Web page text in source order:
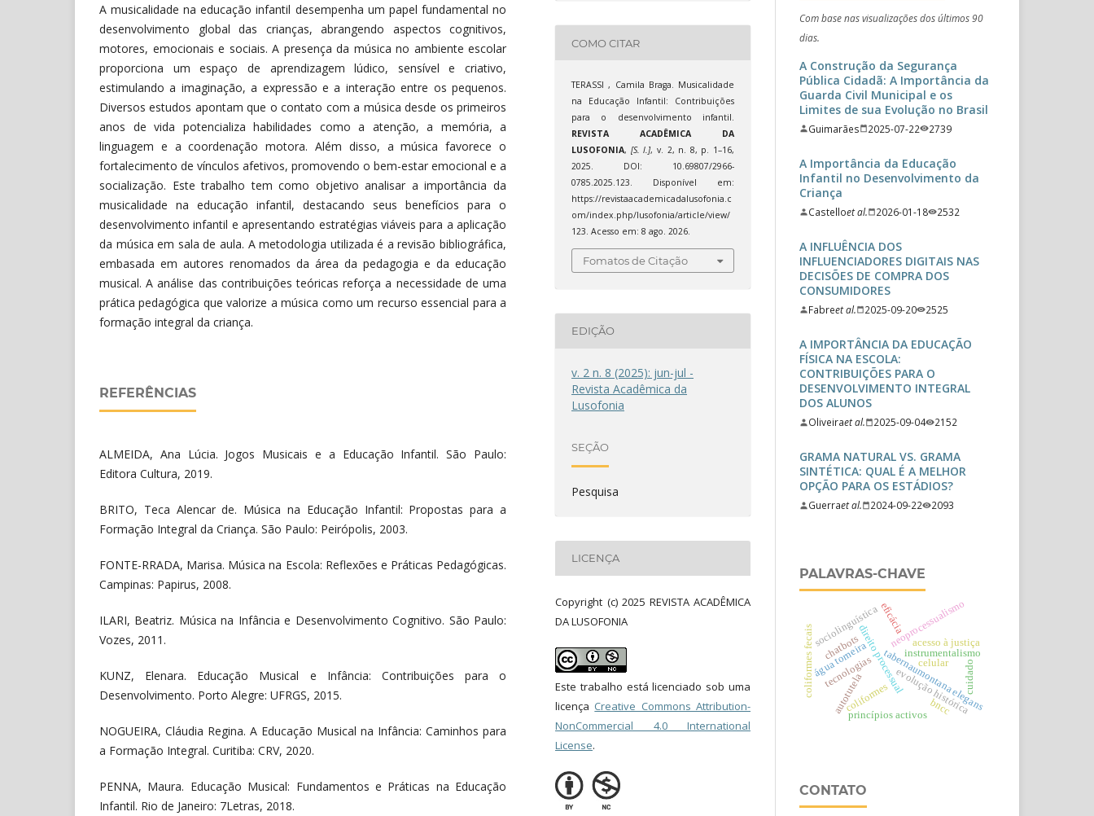
A musicalidade na educação infantil desempenha um papel fundamental no
desenvolvimento global das crianças, abrangendo aspectos cognitivos,
motores, emocionais e sociais. A presença da música no ambiente escolar
proporciona um espaço de aprendizagem lúdico, sensível e criativo,
estimulando a imaginação, a expressão e a interação entre os pequenos.
Diversos estudos apontam que o contato com a música desde os primeiros
anos de vida potencializa habilidades como a atenção, a memória, a
linguagem e a coordenação motora. Além disso, a música favorece o
fortalecimento de vínculos afetivos, promovendo o bem-estar emocional e a
socialização. Este trabalho tem como objetivo analisar a importância da
musicalidade na educação infantil, destacando seus benefícios para o
desenvolvimento infantil e apresentando estratégias viáveis para a aplicação
da música em sala de aula. A metodologia utilizada é a revisão bibliográfica,
embasada em autores renomados da área da pedagogia e da educação
musical. A análise das contribuições teóricas reforça a necessidade de uma
prática pedagógica que valorize a música como um recurso essencial para a
formação integral da criança.
REFERÊNCIAS
ALMEIDA, Ana Lúcia. Jogos Musicais e a Educação Infantil. São Paulo:
Editora Cultura, 2019.
BRITO, Teca Alencar de. Música na Educação Infantil: Propostas para a
Formação Integral da Criança. São Paulo: Peirópolis, 2003.
FONTE-RRADA, Marisa. Música na Escola: Reflexões e Práticas Pedagógicas.
Campinas: Papirus, 2008.
ILARI, Beatriz. Música na Infância e Desenvolvimento Cognitivo. São Paulo:
Vozes, 2011.
KUNZ, Elenara. Educação Musical e Infância: Contribuições para o
Desenvolvimento. Porto Alegre: UFRGS, 2015.
NOGUEIRA, Cláudia Regina. A Educação Musical na Infância: Caminhos para
a Formação Integral. Curitiba: CRV, 2020.
PENNA, Maura. Educação Musical: Fundamentos e Práticas na Educação
Infantil. Rio de Janeiro: 7Letras, 2018.
COMO CITAR
TERASSI , Camila Braga. Musicalidade
na Educação Infantil: Contribuições
para o desenvolvimento infantil.
REVISTA ACADÊMICA DA
LUSOFONIA, [S. l.], v. 2, n. 8, p. 1–16,
2025. DOI: 10.69807/2966-
0785.2025.123. Disponível em:
https://revistaacademicadalusofonia.c
om/index.php/lusofonia/article/view/
123. Acesso em: 8 ago. 2026.
Fomatos de Citação
EDIÇÃO
v. 2 n. 8 (2025): jun-jul -
Revista Acadêmica da
Lusofonia
SEÇÃO
Pesquisa
LICENÇA
Copyright (c) 2025 REVISTA ACADÊMICA
DA LUSOFONIA
Este trabalho está licenciado sob uma
licença Creative Commons Attribution-
NonCommercial 4.0 International
License.
Com base nas visualizações dos últimos 90
dias.
A Construção da Segurança
Pública Cidadã: A Importância da
Guarda Civil Municipal e os
Limites de sua Evolução no Brasil
Guimarães 2025-07-22 2739
A Importância da Educação
Infantil no Desenvolvimento da
Criança
Castelloet al. 2026-01-18 2532
A INFLUÊNCIA DOS
INFLUENCIADORES DIGITAIS NAS
DECISÕES DE COMPRA DOS
CONSUMIDORES
Fabreet al. 2025-09-20 2525
A IMPORTÂNCIA DA EDUCAÇÃO
FÍSICA NA ESCOLA:
CONTRIBUIÇÕES PARA O
DESENVOLVIMENTO INTEGRAL
DOS ALUNOS
Oliveiraet al. 2025-09-04 2152
GRAMA NATURAL VS. GRAMA
SINTÉTICA: QUAL É A MELHOR
OPÇÃO PARA OS ESTÁDIOS?
Guerraet al. 2024-09-22 2093
PALAVRAS-CHAVE
tecnologias tabernaumontana elegans
direito processualevolução histórica
autotutela
instrumentalismo
neoprocessualismo
acesso à justiça
água torneira
coliformes
coliformes fecais
princípios activos bncc
sociolinguística
celular
eficácia
chatbots
cuidado
CONTATO